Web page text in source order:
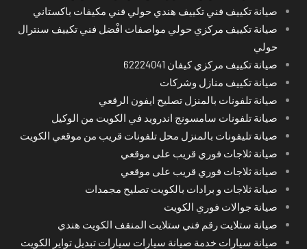
صيانة تكييف فني تكييف هندي حولي فني مكيفات باكستاني
صيانة تكييف مركزي حولي مواصفات افْضل فني تكييف سنترال
حولي
صيانة تكييف مركزي كيفان 62224041
صيانة تكييف منازل وشركات
صيانة تلفونات بالمنزل تصليح ايفون الرقعي
صيانة تلفونات سامسونج اندرويد في الكويت من الوكيل
صيانة تليفونات بالمنزل محل تلفونات قريب من موقعي الكويت
صيانة ثلاجات فوري قريب على موقعي
صيانة ثلاجات فوري قريب على موقعي
صيانة ثلاجات و برادات بالكويت تصليح مجمدات
صيانة جوالات فوري الكويت
صيانة ستلايت رقم فني ستلايت المنقف الكويت هندي
صيانة سيارات خدمة صيانة سيارات سيارات تبديل تواير الكويت